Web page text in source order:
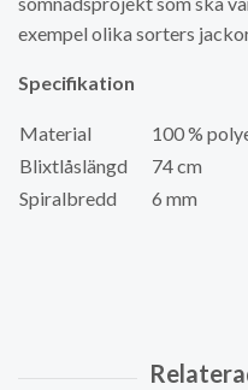
exempel olika sorters
Specifikation
Material
100 %
Blixtlåslängd
74 cm
Spiralbredd
6 mm